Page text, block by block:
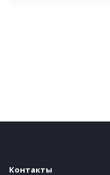
Контакты